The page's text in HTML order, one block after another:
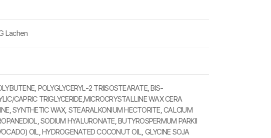
Lachen
POLYGLYCERYL-2 TRIISOSTEARATE, BIS-
CAPRIC TRIGLYCERIDE,MICROCRYSTALLINE WAX CERA
SYNTHETIC WAX, STEARALKONIUM HECTORITE, CALCIUM
SODIUM HYALURONATE, BUTYROSPERMUM PARKII
OIL, HYDROGENATED COCONUT OIL, GLYCINE SOJA